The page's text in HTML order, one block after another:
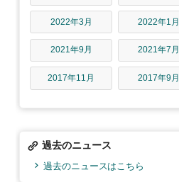
2022年3月 2022年1月
2021年9月 2021年7月
2017年11月 2017年9月
過去のニュース
過去のニュースはこちら